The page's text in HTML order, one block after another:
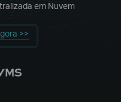
em Nuvem
>>